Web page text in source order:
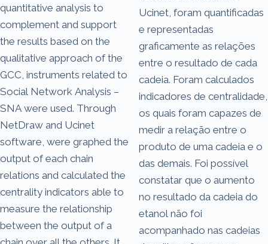
quantitative analysis to
complement and support
the results based on the
qualitative approach of the
GCC, instruments related to
Social Network Analysis –
SNA were used. Through
NetDraw and Ucinet
software, were graphed the
output of each chain
relations and calculated the
centrality indicators able to
measure the relationship
between the output of a
Ucinet, foram quantificadas
e representadas
graficamente as relações
entre o resultado de cada
cadeia. Foram calculados
indicadores de centralidade,
os quais foram capazes de
medir a relação entre o
produto de uma cadeia e o
das demais. Foi possível
constatar que o aumento
no resultado da cadeia do
etanol não foi
acompanhado nas cadeias